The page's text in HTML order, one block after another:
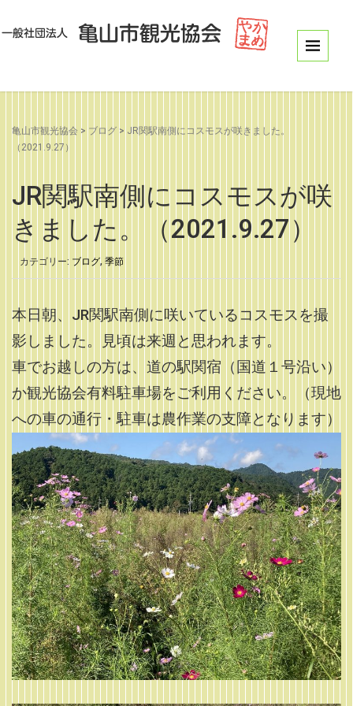
亀山市観光協会 > ブログ > JR関駅南側にコスモスが咲きました。
（2021.9.27）
JR関駅南側にコスモスが咲
きました。（2021.9.27）
カテゴリー: ブログ, 季節
本日朝、JR関駅南側に咲いているコスモスを撮
影しました。見頃は来週と思われます。
車でお越しの方は、道の駅関宿（国道１号沿い）
か観光協会有料駐車場をご利用ください。（現地
への車の通行・駐車は農作業の支障となります）